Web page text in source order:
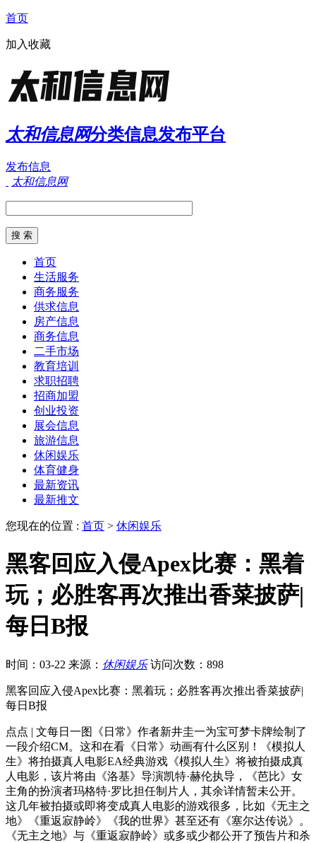
首页
加入收藏
太和信息网分类信息发布平台
发布信息
太和信息网
首页
生活服务
商务服务
供求信息
房产信息
商务信息
二手市场
教育培训
求职招聘
招商加盟
创业投资
展会信息
旅游信息
休闲娱乐
体育健身
最新资讯
最新推文
您现在的位置 : 首页 > 休闲娱乐
黑客回应入侵Apex比赛：黑着
玩；必胜客再次推出香菜披萨|
每日B报
时间：03-22 来源： 休闲娱乐 访问次数：898
黑客回应入侵Apex比赛：黑着玩；必胜客再次推出香菜披萨|
每日B报
点点 | 文每日一图《日常》作者新井圭一为宝可梦卡牌绘制了
一段介绍CM。这和在看《日常》动画有什么区别！《模拟人
生》将拍摄真人电影EA经典游戏《模拟人生》将被拍摄成真
人电影，该片将由《洛基》导演凯特·赫伦执导，《芭比》女
主角的扮演者玛格特·罗比担任制片人，其余详情暂未公开。
这几年被拍摄或即将变成真人电影的游戏很多，比如《无主之
地》《重返寂静岭》《我的世界》甚至还有《塞尔达传说》。
《无主之地》与《重返寂静岭》或多或少都公开了预告片和杀